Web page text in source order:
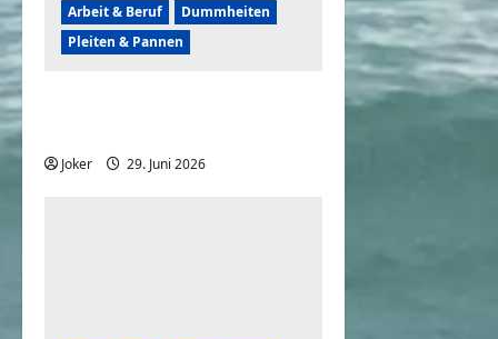
Arbeit & Beruf
Dummheiten
Pleiten & Pannen
Joker 29. Juni 2026